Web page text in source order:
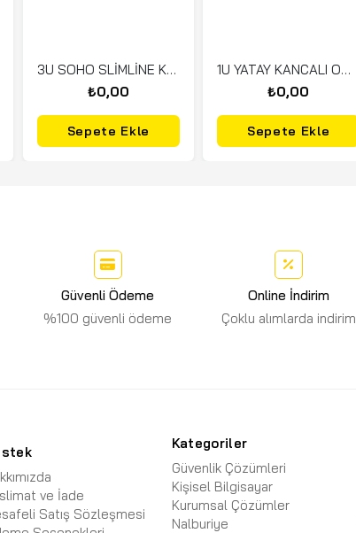
3U SOHO SLİMLİNE KABİN
₺0,00
Sepete Ekle
1U YATAY KANCALI ORGANİZER
₺0,00
Sepete Ekle
Güvenli Ödeme
%100 güvenli ödeme
Online İndirim
Çoklu alımlarda indirim
ve İade
Satış Sözleşmesi
Kategoriler
Güvenlik Çözümleri
Kişisel Bilgisayar
Kurumsal Çözümler
Nalburiye